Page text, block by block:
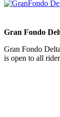
Gran Fondo
Gran Fondo
is open to all